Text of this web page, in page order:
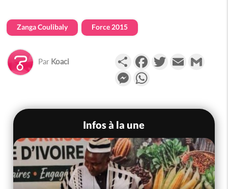
Zanga Coulibaly Force 2015
Par Koaci PartagerFacebookTwitterEmail
Messenger
Infos à la une